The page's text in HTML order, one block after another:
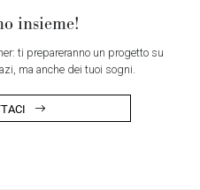
insieme!
ti prepareranno un progetto su
ma anche dei tuoi sogni.